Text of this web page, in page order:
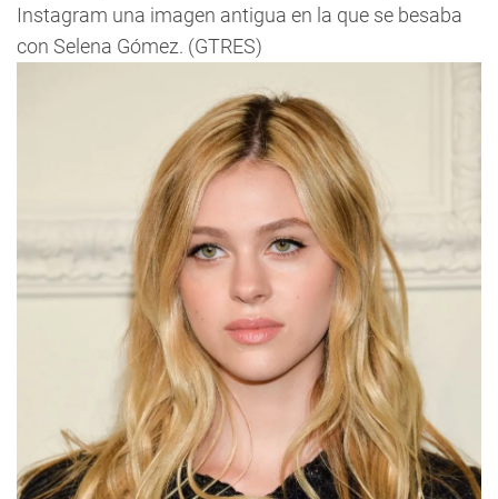
Instagram una imagen antigua en la que se besaba
con Selena Gómez. (GTRES)